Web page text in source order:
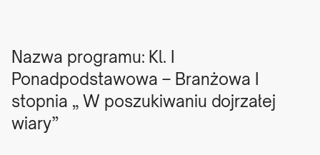
Nazwa programu: Kl. I
Ponadpodstawowa – Branżowa I
stopnia „ W poszukiwaniu dojrzałej
wiary”